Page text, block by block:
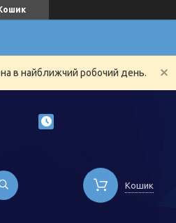
в найближчий робочий день.
Кошик